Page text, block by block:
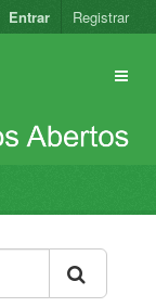
Entrar Registrar